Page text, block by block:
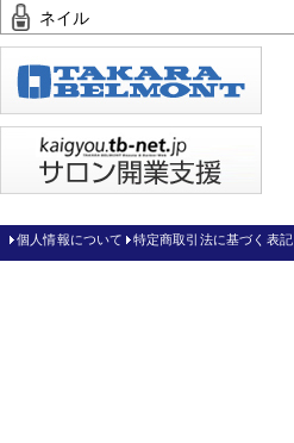
ネイル
個人情報について 特定商取引法に基づく表記